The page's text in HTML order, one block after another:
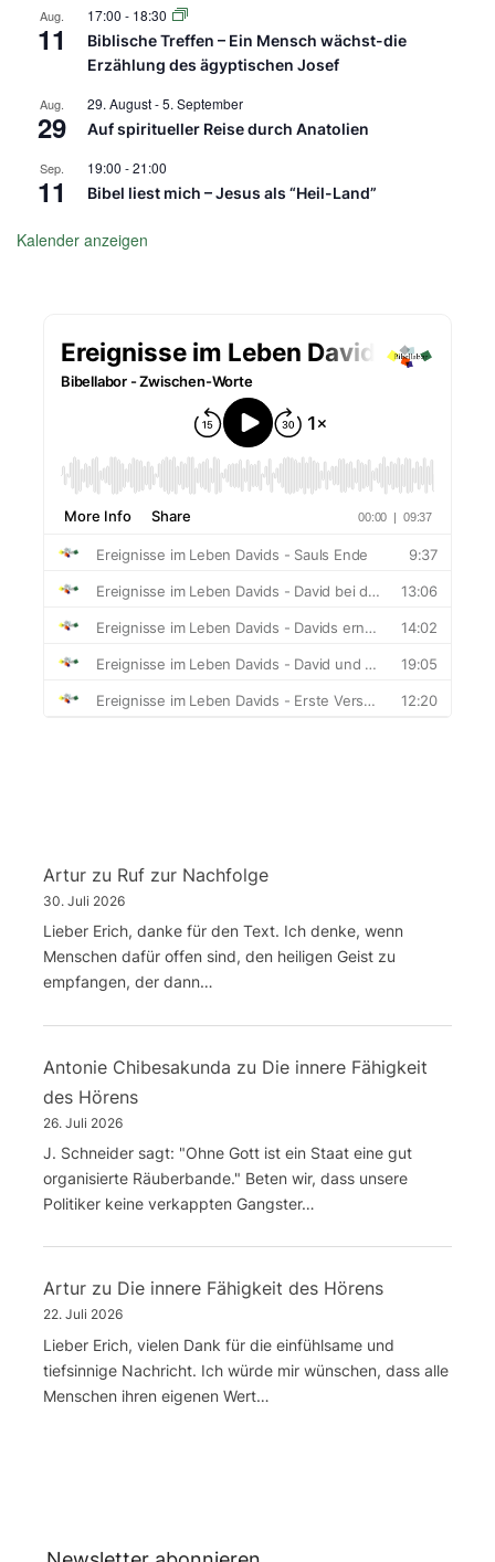
Aug.
11
17:00 - 18:30
Biblische Treffen – Ein Mensch wächst-die
Erzählung des ägyptischen Josef
Aug.
29
29. August-5. September
Auf spiritueller Reise durch Anatolien
Sep.
11
19:00 -21:00
Bibel liest mich – Jesus als “Heil-Land”
Kalender anzeigen
Artur zu Ruf zur Nachfolge
30. Juli 2026
Lieber Erich, danke für den Text. Ich denke, wenn
Menschen dafür offen sind, den heiligen Geist zu
empfangen, der dann…
Antonie Chibesakunda zu Die innere Fähigkeit
des Hörens
26. Juli 2026
J. Schneider sagt: "Ohne Gott ist ein Staat eine gut
organisierte Räuberbande." Beten wir, dass unsere
Politiker keine verkappten Gangster…
Artur zu Die innere Fähigkeit des Hörens
22. Juli 2026
Lieber Erich, vielen Dank für die einfühlsame und
tiefsinnige Nachricht. Ich würde mir wünschen, dass alle
Menschen ihren eigenen Wert…